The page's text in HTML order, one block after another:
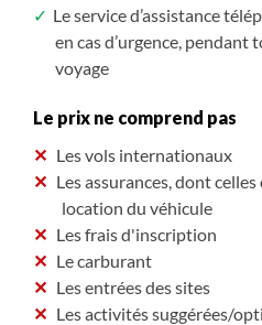
Le service d’assistance
en cas d’urgence, pendant
voyage
Le prix ne comprend pas
Les vols internationaux
Les assurances, dont
location du véhicule
Les frais d'inscription
Le carburant
Les entrées des sites
Les activités suggérées/